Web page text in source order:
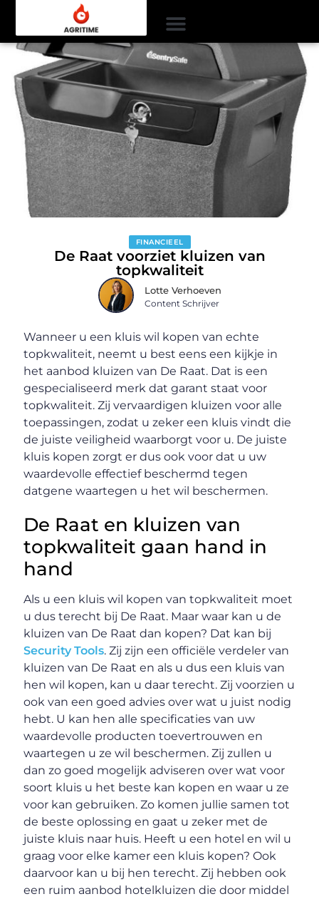
FINANCIEEL
De Raat voorziet kluizen van
topkwaliteit
Lotte Verhoeven
Content Schrijver
Wanneer u een kluis wil kopen van echte
topkwaliteit, neemt u best eens een kijkje in
het aanbod kluizen van De Raat. Dat is een
gespecialiseerd merk dat garant staat voor
topkwaliteit. Zij vervaardigen kluizen voor alle
toepassingen, zodat u zeker een kluis vindt die
de juiste veiligheid waarborgt voor u. De juiste
kluis kopen zorgt er dus ook voor dat u uw
waardevolle effectief beschermd tegen
datgene waartegen u het wil beschermen.
De Raat en kluizen van
topkwaliteit gaan hand in
hand
Als u een kluis wil kopen van topkwaliteit moet
u dus terecht bij De Raat. Maar waar kan u de
kluizen van De Raat dan kopen? Dat kan bij
Security Tools. Zij zijn een officiële verdeler van
kluizen van De Raat en als u dus een kluis van
hen wil kopen, kan u daar terecht. Zij voorzien u
ook van een goed advies over wat u juist nodig
hebt. U kan hen alle specificaties van uw
waardevolle producten toevertrouwen en
waartegen u ze wil beschermen. Zij zullen u
dan zo goed mogelijk adviseren over wat voor
soort kluis u het beste kan kopen en waar u ze
voor kan gebruiken. Zo komen jullie samen tot
de beste oplossing en gaat u zeker met de
juiste kluis naar huis. Heeft u een hotel en wil u
graag voor elke kamer een kluis kopen? Ook
daarvoor kan u bij hen terecht. Zij hebben ook
een ruim aanbod hotelkluizen die door middel